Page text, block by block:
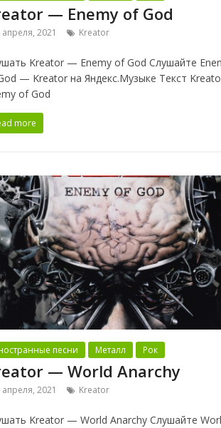
— Enemy of God
апреля, 2021 Kreator
Kreator — Enemy of God Слушайте
— Kreator на Яндекс.Музыке Текст
of God
more
песни Металл Рок
— World Anarchy
апреля, 2021 Kreator
Kreator — World Anarchy Слушайте